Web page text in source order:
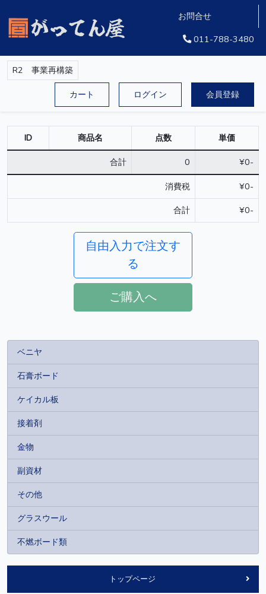
お問合せ
011-788-3480
R2 事業再構築
カート ログイン 会員登録
ID 商品名 点数 単価
合計 0 ¥0-
消費税
¥0-
合計
¥0-
自由入力で注文す
る
ご購入へ
ベニヤ
石膏ボード
ケイカル板
接着剤
金物
副資材
その他
グラスウール
不燃ボード類
トップページ